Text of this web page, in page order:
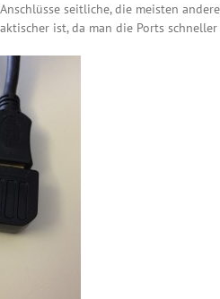
seitliche, die meisten
ist, da man die Ports